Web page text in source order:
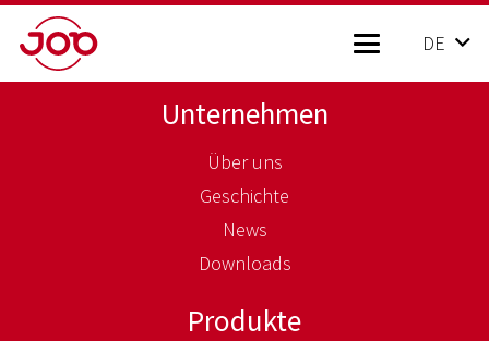
DE
Unternehmen
Über uns
Geschichte
News
Downloads
Produkte